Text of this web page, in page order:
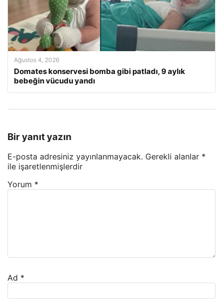
Ağustos 4, 2026
Domates konservesi bomba gibi patladı, 9 aylık
bebeğin vücudu yandı
Bir yanıt yazın
E-posta adresiniz yayınlanmayacak. Gerekli alanlar *
ile işaretlenmişlerdir
Yorum *
Ad *